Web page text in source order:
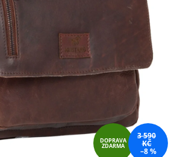
DOPRAVA
ZDARMA
3 590
KČ
–8 %